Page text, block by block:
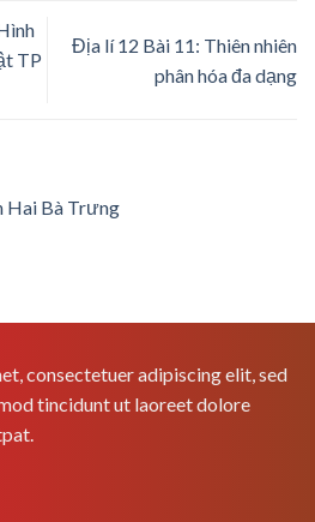
TP
Địa lí 12 Bài 11: Thiên nhiên
phân hóa đa dạng
Hai Bà Trưng
consectetuer adipiscing elit, sed
tincidunt ut laoreet dolore